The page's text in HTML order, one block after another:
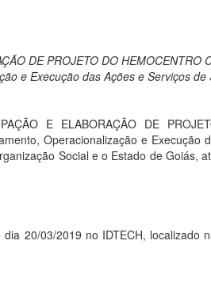
DE PROJETO DO HEMOCENTRO
e Execução das Ações e Serviços
E ELABORAÇÃO DE
Operacionalização e Execução
Social e o Estado de Goiás,
20/03/2019 no IDTECH, localizado